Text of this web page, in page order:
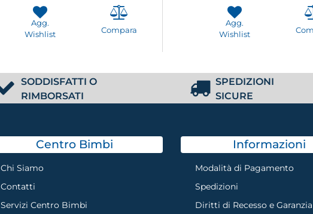
Agg.
Wishlist
Compara
Agg.
Wishlist
SODDISFATTI O
RIMBORSATI
SPEDIZIONI
SICURE
Centro Bimbi
Chi Siamo
Contatti
Servizi Centro Bimbi
Informazioni
Modalità di Pagamento
Spedizioni
Diritti di Recesso e Garanzia